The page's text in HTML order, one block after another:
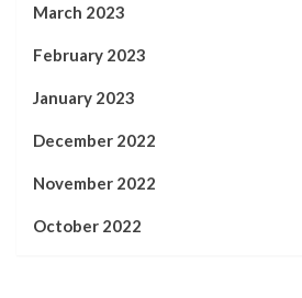
March 2023
February 2023
January 2023
December 2022
November 2022
October 2022